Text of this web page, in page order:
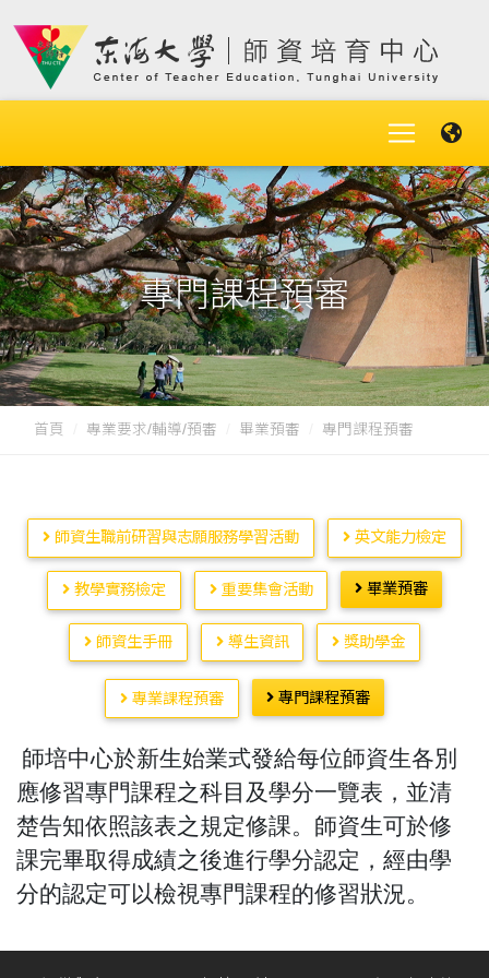
專門課程預審
首頁 專業要求/輔導/預審 畢業預審 專門課程預審
師資生職前研習與志願服務學習活動 英文能力檢定
教學實務檢定 重要集會活動 畢業預審
師資生手冊 導生資訊 獎助學金
專業課程預審 專門課程預審
師培中心於新生始業式發給每位師資生各別
應修習專門課程之科目及學分一覽表，並清
楚告知依照該表之規定修課。師資生可於修
課完畢取得成績之後進行學分認定，經由學
分的認定可以檢視專門課程的修習狀況。